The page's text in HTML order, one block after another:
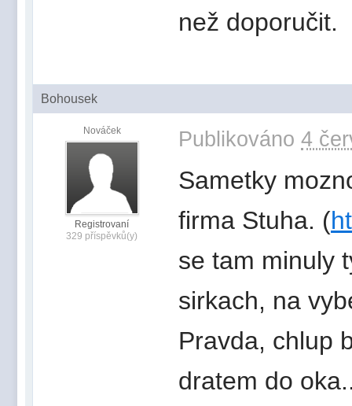
než doporučit.
Bohousek
Nováček
Registrovaní
329 příspěvků(y)
Publikováno 4
Sametky
firma Stuha. (
se tam minuly
sirkach, na
Pravda, chlup
dratem do